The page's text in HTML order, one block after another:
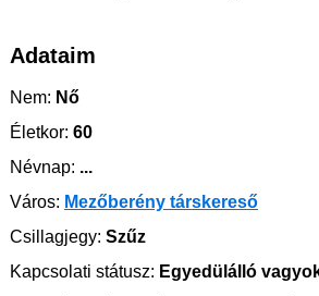
Adataim
Nem: Nő
Életkor: 60
Névnap: ...
Város: Mezőberény társkereső
Csillagjegy: Szűz
Kapcsolati státusz: Egyedülálló